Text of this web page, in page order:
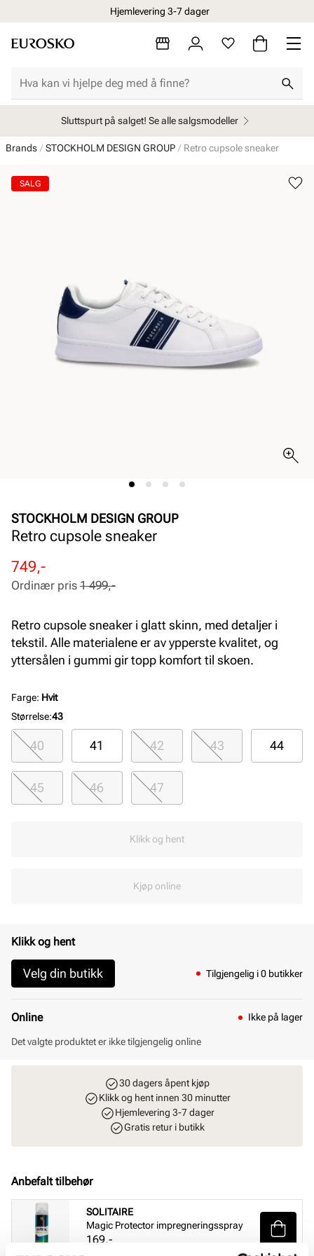
Hjemlevering 3-7 dager
Sluttspurt på salget! Se alle salgsmodeller
Brands STOCKHOLM DESIGN GROUP Retro cupsole sneaker
SALG
STOCKHOLM DESIGN GROUP
Retro cupsole sneaker
Rabattert
pris
749,-
Ordinær
pris
Ordinær pris 1 499,-
Retro cupsole sneaker i glatt skinn, med detaljer i
tekstil. Alle materialene er av ypperste kvalitet, og
yttersålen i gummi gir topp komfort til skoen.
Farge: Hvit
Størrelse:43
40 41 42 43 44
45 46 47
Klikk og hent
Kjøp online
Klikk og hent
Velg din butikk Tilgjengelig i 0 butikker
Online Ikke på lager
Det valgte produktet er ikke tilgjengelig online
30 dagers åpent kjøp
Klikk og hent innen 30 minutter
Hjemlevering 3-7 dager
Gratis retur i butikk
Anbefalt tilbehør
SOLITAIRE
Magic Protector impregneringsspray
Pris
169,-